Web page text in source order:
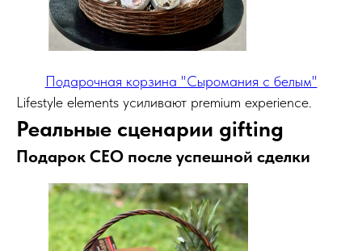
Подарочная корзина "Сыромания с белым"
Lifestyle elements усиливают premium experience.
Реальные сценарии gifting
Подарок CEO после успешной сделки